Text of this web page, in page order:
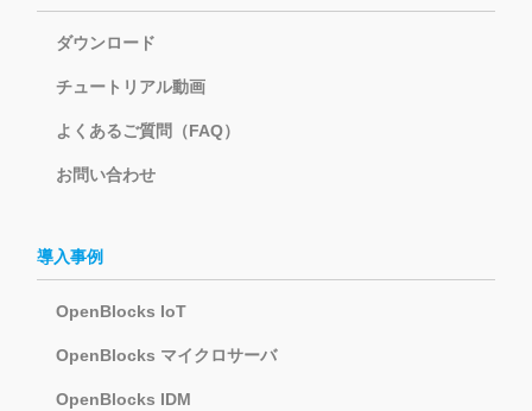
ダウンロード
チュートリアル動画
よくあるご質問（FAQ）
お問い合わせ
導入事例
OpenBlocks IoT
OpenBlocks マイクロサーバ
OpenBlocks IDM